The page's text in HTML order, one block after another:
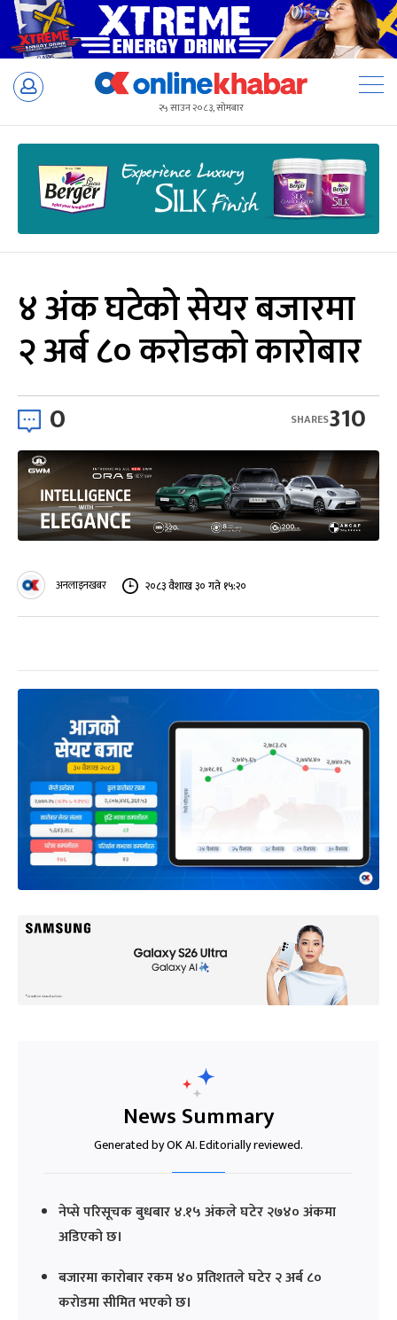
Skip
२५ साउन २०८३, सोमबार
४ अंक घटेको सेयर बजारमा
२ अर्ब ८० करोडको कारोबार
0 310
SHARES
अनलाइनखबर २०८३ वैशाख ३० गते १५:२०
News Summary
Generated by OK AI. Editorially reviewed.
नेप्से परिसूचक बुधबार ४.१५ अंकले घटेर २७४० अंकमा
अडिएको छ।
बजारमा कारोबार रकम ४० प्रतिशतले घटेर २ अर्ब ८०
करोडमा सीमित भएको छ।